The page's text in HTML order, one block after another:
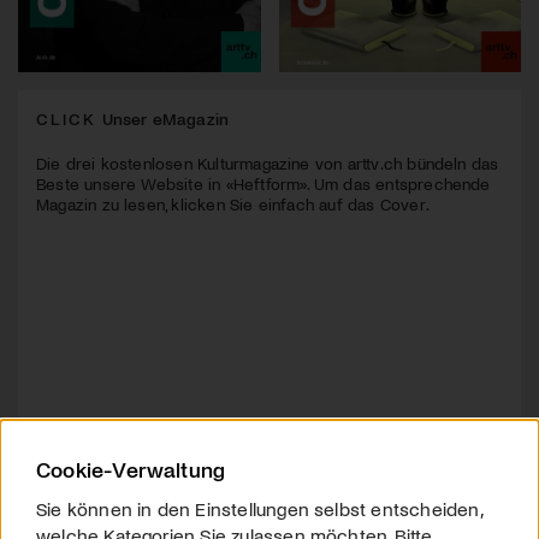
CLICK Unser eMagazin
Die drei kostenlosen Kulturmagazine von arttv.ch bündeln das
Beste unsere Website in «Heftform». Um das entsprechende
Magazin zu lesen, klicken Sie einfach auf das Cover.
Cookie-Verwaltung
Sie können in den Einstellungen selbst entscheiden,